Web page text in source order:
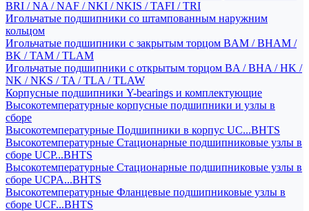
BRI / NA / NAF / NKI / NKIS / TAFI / TRI
Игольчатые подшипники со штампованным наружним
кольцом
Игольчатые подшипники с закрытым торцом BAM / BHAM /
BK / TAM / TLAM
Игольчатые подшипники с открытым торцом BA / BHA / HK /
NK / NKS / TA / TLA / TLAW
Корпусные подшипники Y-bearings и комплектующие
Высокотемпературные корпусные подшипники и узлы в
сборе
Высокотемпературные Подшипники в корпус UC...BHTS
Высокотемпературные Стационарные подшипниковые узлы в
сборе UCP...BHTS
Высокотемпературные Стационарные подшипниковые узлы в
сборе UCPA...BHTS
Высокотемпературные Фланцевые подшипниковые узлы в
сборе UCF...BHTS